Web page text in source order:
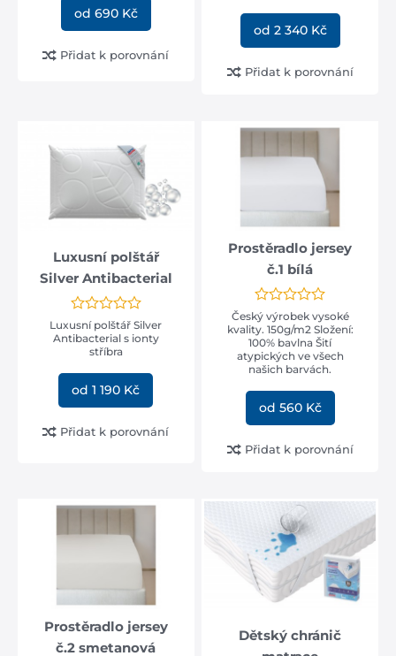
od 690 Kč
Přidat k porovnání
od 2 340 Kč
Přidat k porovnání
Luxusní polštář
Silver Antibacterial
Luxusní polštář Silver
Antibacterial s ionty
stříbra
od 1 190 Kč
Přidat k porovnání
Prostěradlo jersey
č.1 bílá
Český výrobek vysoké
kvality. 150g/m2 Složení:
100% bavlna Šití
atypických ve všech
našich barvách.
od 560 Kč
Přidat k porovnání
Prostěradlo jersey
č.2 smetanová
Dětský chránič